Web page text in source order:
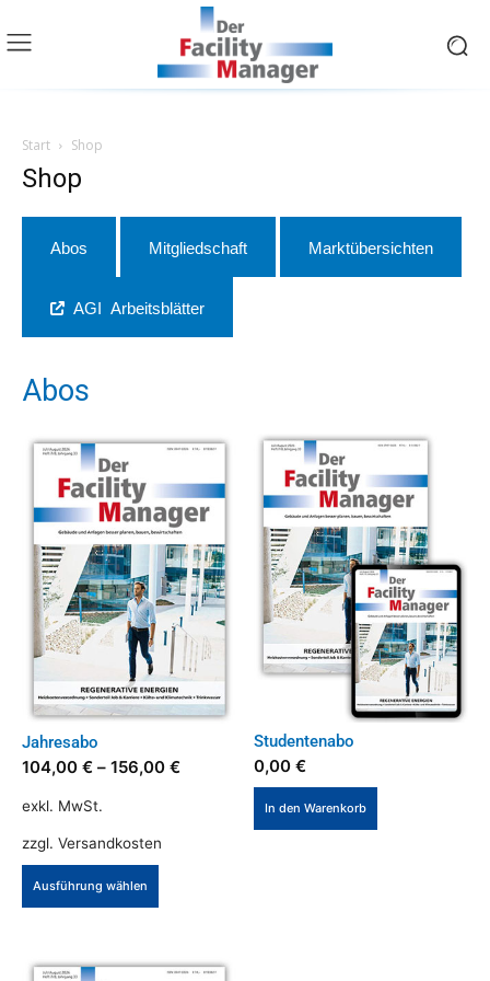
Start Shop
Shop
Abos Mitgliedschaft Marktübersichten
AGI Arbeitsblätter
Abos
Jahresabo
104,00 € – 156,00 €
exkl. MwSt.
zzgl. Versandkosten
Ausführung wählen
Produkt
mehrere
Studentenabo
0,00€
In den Warenkorb